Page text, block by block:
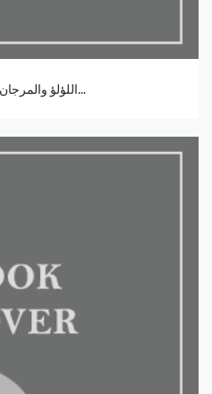
اللؤلؤ والمرجان في آداب ت...